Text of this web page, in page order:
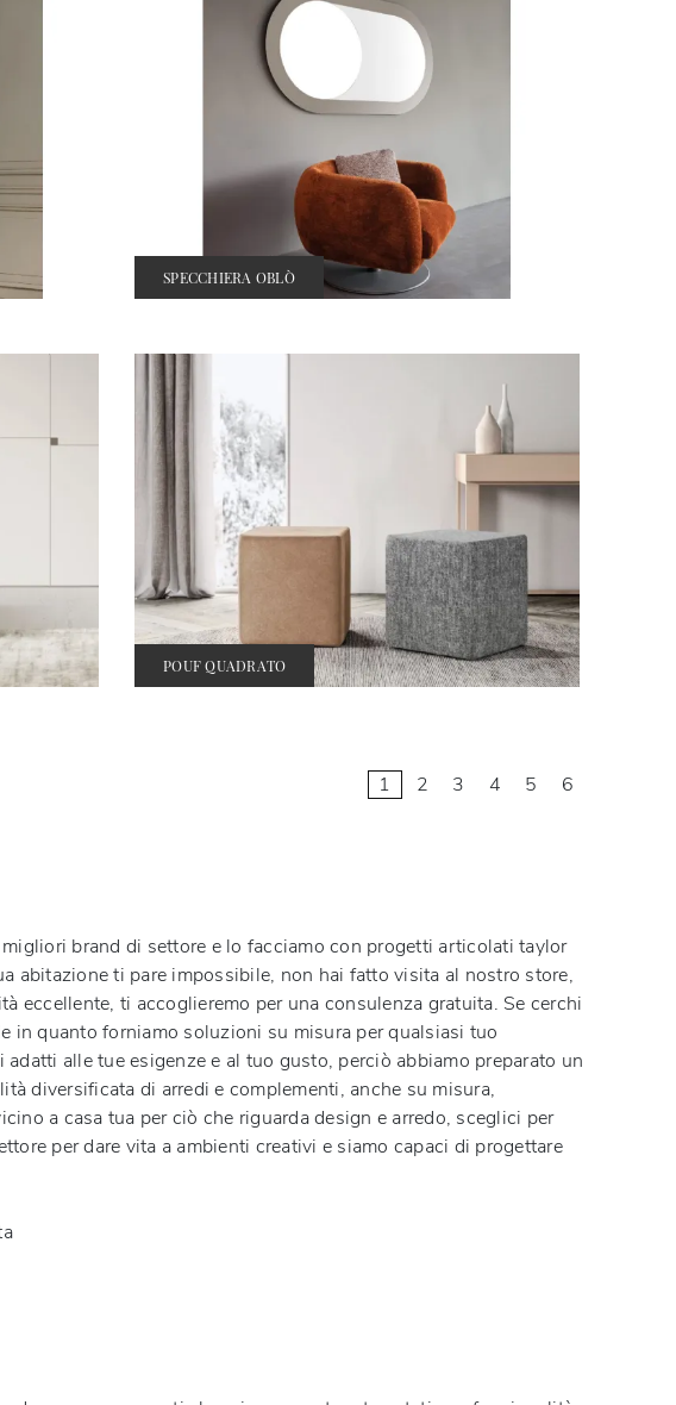
SPECCHIERA OBLÒ
POUF QUADRATO
1 2 3 4 5 6
brand di settore e lo facciamo con progetti articolati taylor
abitazione ti pare impossibile, non hai fatto visita al nostro store,
ti accoglieremo per una consulenza gratuita. Se cerchi
in quanto forniamo soluzioni su misura per qualsiasi tuo
alle tue esigenze e al tuo gusto, perciò abbiamo preparato un
diversificata di arredi e complementi, anche su misura,
a casa tua per ciò che riguarda design e arredo, sceglici per
per dare vita a ambienti creativi e siamo capaci di progettare